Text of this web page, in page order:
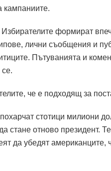
кампаниите.
формират
лични съобщения и
Пътуванията и
че е подходящ за
стотици милиони
стане отново президент.
да убедят американците,